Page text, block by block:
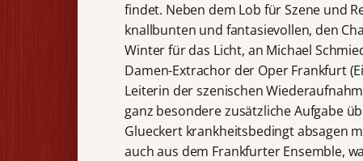
findet. Neben dem Lob für Szene und
knallbunten und fantasievollen, den
Winter für das Licht, an Michael
Damen-Extrachor der Oper Frankfurt
Leiterin der szenischen
ganz besondere zusätzliche Aufgabe
Glueckert krankheitsbedingt absagen
auch aus dem Frankfurter Ensemble,